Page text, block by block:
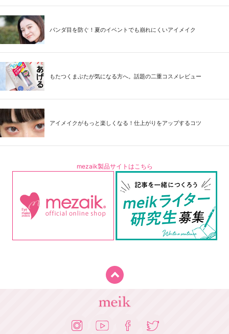
パンダ目を防ぐ！夏のイベントでも崩れにくいアイメイク
もたつくまぶたが気になる方へ。話題の二重コスメレビュー
アイメイクがもっと楽しくなる！仕上がりをアップするコツ
mezaik製品サイトはこちら